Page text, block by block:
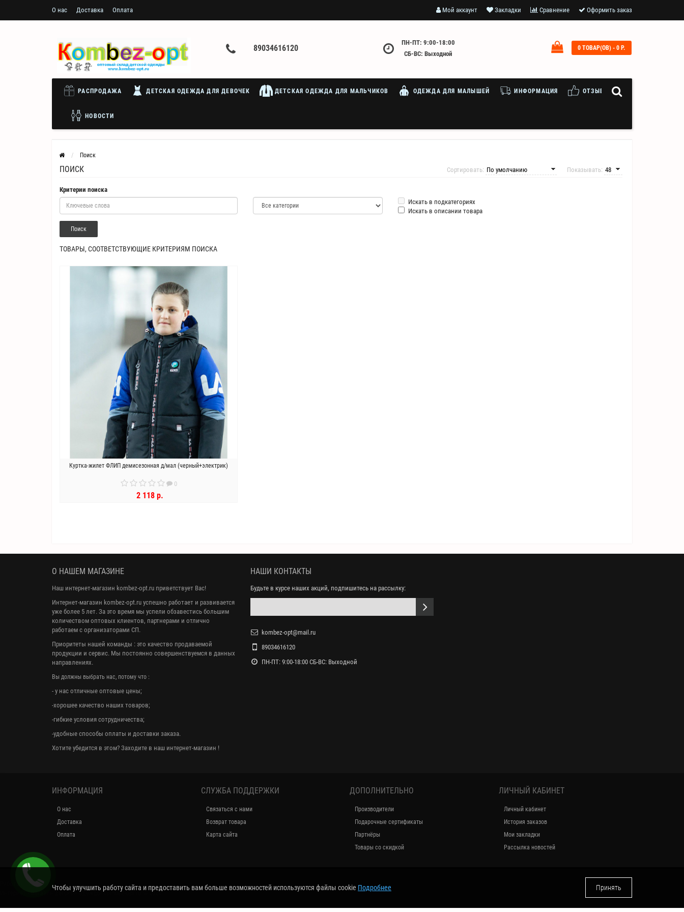
О нас Доставка Оплата Мой аккаунт Закладки Сравнение Оформить заказ
89034616120
ПН-ПТ: 9:00-18:00
СБ-ВС: Выходной
0 ТОВАР(ОВ) - 0 Р.
РАСПРОДАЖА ДЕТСКАЯ ОДЕЖДА ДЛЯ ДЕВОЧЕК ДЕТСКАЯ ОДЕЖДА ДЛЯ МАЛЬЧИКОВ ОДЕЖДА ДЛЯ МАЛЫШЕЙ ИНФОРМАЦИЯ ОТЗЫВЫ
НОВОСТИ
Поиск
ПОИСК Показывать:
Сортировать:
Критерии поиска
Искать в подкатегориях
Искать в описании товара
ТОВАРЫ, СООТВЕТСТВУЮЩИЕ КРИТЕРИЯМ ПОИСКА
Куртка-жилет ФЛИП демисезонная д/мал (черный+электрик)
0
2 118 р.
О НАШЕМ МАГАЗИНЕ
Наш интернет-магазин kombez-opt.ru приветствует Вас!
Интернет-магазин kombez-opt.ru успешно работает и развивается
уже более 5 лет. За это время мы успели обзавестись большим
количеством оптовых клиентов, партнерами и отлично
работаем с организаторами СП.
Приоритеты нашей команды : это качество продаваемой
продукции и сервис. Мы постоянно совершенствуемся в данных
направлениях.
Вы должны выбрать нас, потому что :
- у нас отличные оптовые цены;
-хорошее качество наших товаров;
-гибкие условия сотрудничества;
-удобные способы оплаты и доставки заказа.
Хотите убедится в этом? Заходите в наш интернет-магазин !
НАШИ КОНТАКТЫ
Будьте в курсе наших акций, подпишитесь на рассылку:
kombez-opt@mail.ru
89034616120
ПН-ПТ: 9:00-18:00 СБ-ВС: Выходной
ИНФОРМАЦИЯ
О нас
Доставка
Оплата
СЛУЖБА ПОДДЕРЖКИ
Связаться с нами
Возврат товара
Карта сайта
ДОПОЛНИТЕЛЬНО
Производители
Подарочные сертификаты
Партнёры
Товары со скидкой
ЛИЧНЫЙ КАБИНЕТ
Личный кабинет
История заказов
Мои закладки
Рассылка новостей
Работает на
Интернет - магазин детской одежды kombez-opt.ru © 2026
Чтобы улучшить работу сайта и предоставить вам больше возможностей используются файлы cookie Подробнее Принять